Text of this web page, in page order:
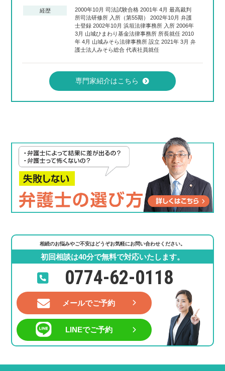
経歴
2000年10月 司法試験合格 2001年 4月 最高裁判
所司法研修所 入所（第55期） 2002年10月 弁護
士登録 2002年10月 浜垣法律事務所 入所 2006年
3月 山城ひまわり基金法律事務所 所長就任 2010
年 4月 山城みそら法律事務所 設立 2021年 3月 弁
護士法人みそら総合 代表社員就任
専門家紹介はこちら
相続のお悩みやご不安はどうぞお気軽にお問い合わせください。
初回相談は40分で無料で対応いたします。
0774-62-0118
メールでご予約
LINEでご予約